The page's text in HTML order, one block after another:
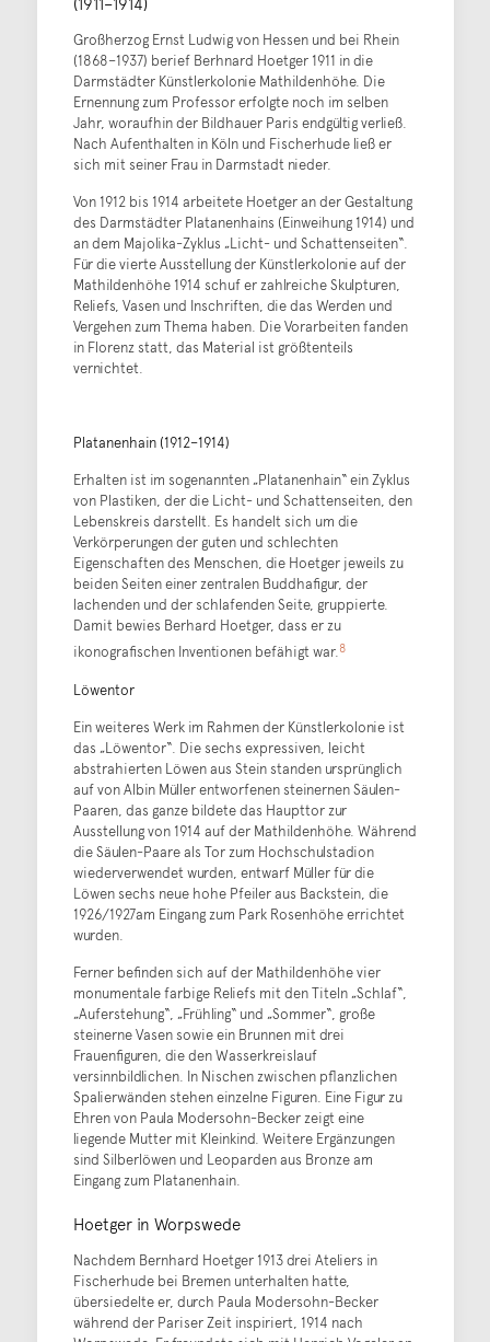
Großherzog Ernst Ludwig von Hessen und bei Rhein
(1868–1937) berief Berhnard Hoetger 1911 in die
Darmstädter Künstlerkolonie Mathildenhöhe. Die
Ernennung zum Professor erfolgte noch im selben
Jahr, woraufhin der Bildhauer Paris endgültig verließ.
Nach Aufenthalten in Köln und Fischerhude ließ er
sich mit seiner Frau in Darmstadt nieder.
Von 1912 bis 1914 arbeitete Hoetger an der Gestaltung
des Darmstädter Platanenhains (Einweihung 1914) und
an dem Majolika-Zyklus „Licht- und Schattenseiten“.
Für die vierte Ausstellung der Künstlerkolonie auf der
Mathildenhöhe 1914 schuf er zahlreiche Skulpturen,
Reliefs, Vasen und Inschriften, die das Werden und
Vergehen zum Thema haben. Die Vorarbeiten fanden
in Florenz statt, das Material ist größtenteils
vernichtet.
Platanenhain (1912–1914)
Erhalten ist im sogenannten „Platanenhain“ ein Zyklus
von Plastiken, der die Licht- und Schattenseiten, den
Lebenskreis darstellt. Es handelt sich um die
Verkörperungen der guten und schlechten
Eigenschaften des Menschen, die Hoetger jeweils zu
beiden Seiten einer zentralen Buddhafigur, der
lachenden und der schlafenden Seite, gruppierte.
Damit bewies Berhard Hoetger, dass er zu
ikonografischen Inventionen befähigt war.8
Löwentor
Ein weiteres Werk im Rahmen der Künstlerkolonie ist
das „Löwentor“. Die sechs expressiven, leicht
abstrahierten Löwen aus Stein standen ursprünglich
auf von Albin Müller entworfenen steinernen Säulen-
Paaren, das ganze bildete das Haupttor zur
Ausstellung von 1914 auf der Mathildenhöhe. Während
die Säulen-Paare als Tor zum Hochschulstadion
wiederverwendet wurden, entwarf Müller für die
Löwen sechs neue hohe Pfeiler aus Backstein, die
1926/1927am Eingang zum Park Rosenhöhe errichtet
wurden.
Ferner befinden sich auf der Mathildenhöhe vier
monumentale farbige Reliefs mit den Titeln „Schlaf“,
„Auferstehung“, „Frühling“ und „Sommer“, große
steinerne Vasen sowie ein Brunnen mit drei
Frauenfiguren, die den Wasserkreislauf
versinnbildlichen. In Nischen zwischen pflanzlichen
Spalierwänden stehen einzelne Figuren. Eine Figur zu
Ehren von Paula Modersohn-Becker zeigt eine
liegende Mutter mit Kleinkind. Weitere Ergänzungen
sind Silberlöwen und Leoparden aus Bronze am
Eingang zum Platanenhain.
Hoetger in Worpswede
Nachdem Bernhard Hoetger 1913 drei Ateliers in
Fischerhude bei Bremen unterhalten hatte,
übersiedelte er, durch Paula Modersohn-Becker
während der Pariser Zeit inspiriert, 1914 nach